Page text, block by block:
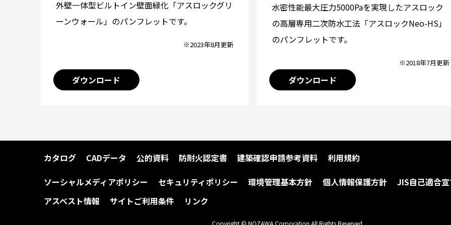
外壁一体型ビルトイン壁面緑化「アスロックグリ
ーンウォール」のパンフレットです。
※2023年8月更新
ダウンロード
水密性能最大圧力5000Paを実現したアスロック
の高層専用二次防水工法「アスロックNeo-HS」
のパンフレットです。
※2018年7月更新
ダウンロード
カタログ CADデータ 公的資料 防耐火認定書 建築確認申請参考資料
利用規約
ソーシャルメディアポリシー
セキュリティポリシー 環境管理基本方針 個人情報保護方針
JIS自己適合
アスベスト情報
サイトご利用条件 リンク
Copyright © NOZAWA Corporation All Rights Reserved.